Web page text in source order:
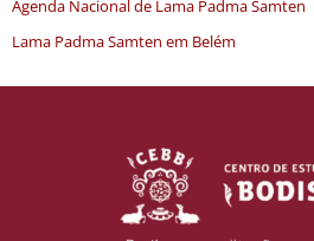
Agenda Nacional de Lama Padma Samten
Lama Padma Samten em Belém